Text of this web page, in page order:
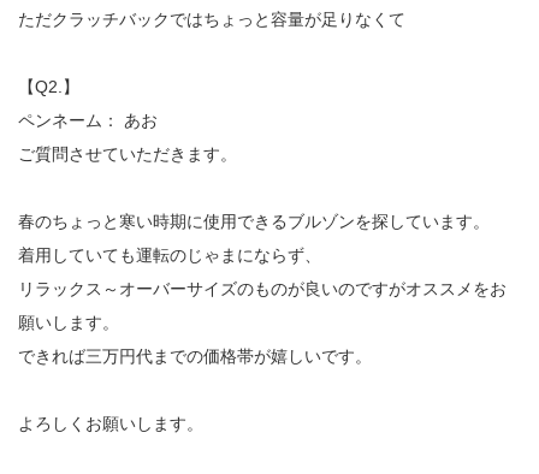
ただクラッチバックではちょっと容量が足りなくて
【Q2.】
ペンネーム： あお
ご質問させていただきます。
春のちょっと寒い時期に使用できるブルゾンを探しています。
着用していても運転のじゃまにならず、
リラックス～オーバーサイズのものが良いのですがオススメをお
願いします。
できれば三万円代までの価格帯が嬉しいです。
よろしくお願いします。